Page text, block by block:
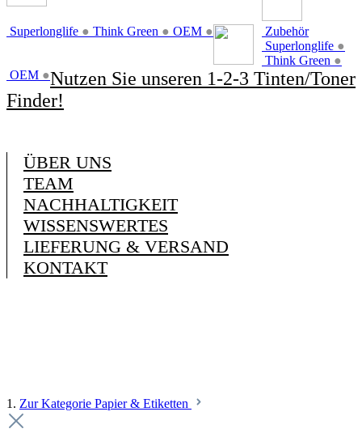
Superlonglife ● Think Green ● OEM ●
Zubehör
Superlonglife ●
Think Green ●
OEM ●Nutzen Sie unseren 1-2-3 Tinten/Toner
Finder!
ÜBER UNS
TEAM
NACHHALTIGKEIT
WISSENSWERTES
LIEFERUNG & VERSAND
KONTAKT
1. Zur Kategorie Papier & Etiketten